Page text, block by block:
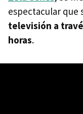
espectacular que
televisión a
horas.